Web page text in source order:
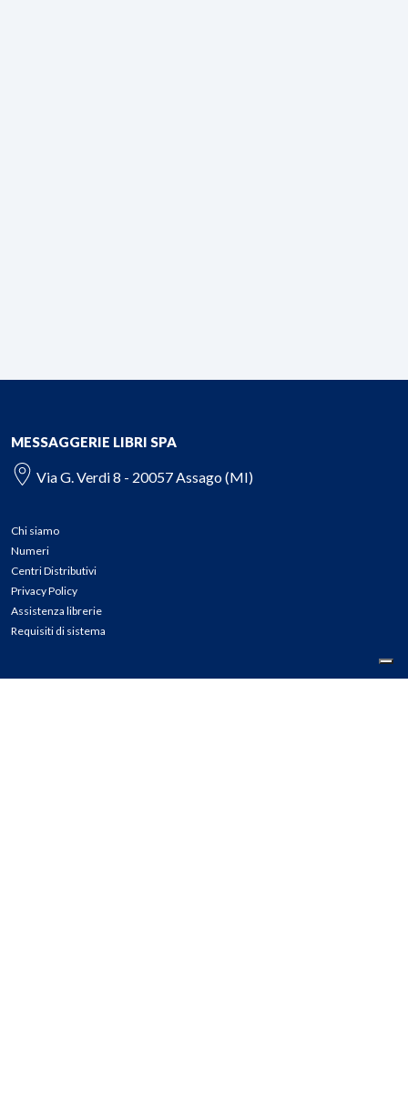
MESSAGGERIE LIBRI SPA
Via G. Verdi 8 - 20057 Assago (MI)
Chi siamo
Numeri
Centri Distributivi
Privacy Policy
Assistenza librerie
Requisiti di sistema
CONTATTI